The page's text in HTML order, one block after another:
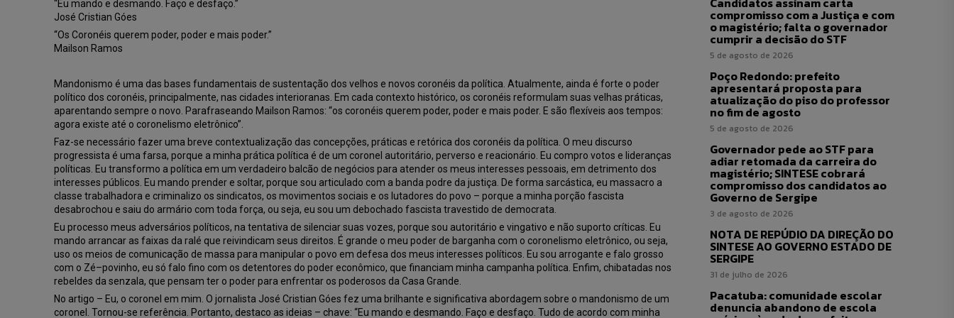
“Eu mando e desmando. Faço e desfaço.”
José Cristian Góes
“Os Coronéis querem poder, poder e mais poder.”
Mailson Ramos
Mandonismo é uma das bases fundamentais de sustentação dos velhos e novos coronéis da política. Atualmente, ainda é forte o poder
político dos coronéis, principalmente, nas cidades interioranas. Em cada contexto histórico, os coronéis reformulam suas velhas práticas,
aparentando sempre o novo. Parafraseando Mailson Ramos: “os coronéis querem poder, poder e mais poder. E são flexíveis aos tempos:
agora existe até o coronelismo eletrônico”.
Faz-se necessário fazer uma breve contextualização das concepções, práticas e retórica dos coronéis da política. O meu discurso
progressista é uma farsa, porque a minha prática política é de um coronel autoritário, perverso e reacionário. Eu compro votos e lideranças
políticas. Eu transformo a política em um verdadeiro balcão de negócios para atender os meus interesses pessoais, em detrimento dos
interesses públicos. Eu mando prender e soltar, porque sou articulado com a banda podre da justiça. De forma sarcástica, eu massacro a
classe trabalhadora e criminalizo os sindicatos, os movimentos sociais e os lutadores do povo – porque a minha porção fascista
desabrochou e saiu do armário com toda força, ou seja, eu sou um debochado fascista travestido de democrata.
Eu processo meus adversários políticos, na tentativa de silenciar suas vozes, porque sou autoritário e vingativo e não suporto críticas. Eu
mando arrancar as faixas da ralé que reivindicam seus direitos. É grande o meu poder de barganha com o coronelismo eletrônico, ou seja,
uso os meios de comunicação de massa para manipular o povo em defesa dos meus interesses políticos. Eu sou arrogante e falo grosso
com o Zé–povinho, eu só falo fino com os detentores do poder econômico, que financiam minha campanha política. Enfim, chibatadas nos
rebeldes da senzala, que pensam ter o poder para enfrentar os poderosos da Casa Grande.
No artigo – Eu, o coronel em mim. O jornalista José Cristian Góes fez uma brilhante e significativa abordagem sobre o mandonismo de um
coronel. Tornou-se referência. Portanto, destaco as ideias – chave: “Eu mando e desmando. Faço e desfaço. Tudo de acordo com minha
compromisso com a Justiça e com
o magistério; falta o governador
cumprir a decisão do STF
5 de agosto de 2026
Poço Redondo: prefeito
apresentará proposta para
atualização do piso do professor
no fim de agosto
5 de agosto de 2026
Governador pede ao STF para
adiar retomada da carreira do
magistério; SINTESE cobrará
compromisso dos candidatos ao
Governo de Sergipe
3 de agosto de 2026
NOTA DE REPÚDIO DA DIREÇÃO DO
SINTESE AO GOVERNO ESTADO DE
SERGIPE
31 de julho de 2026
Pacatuba: comunidade escolar
denuncia abandono de escola